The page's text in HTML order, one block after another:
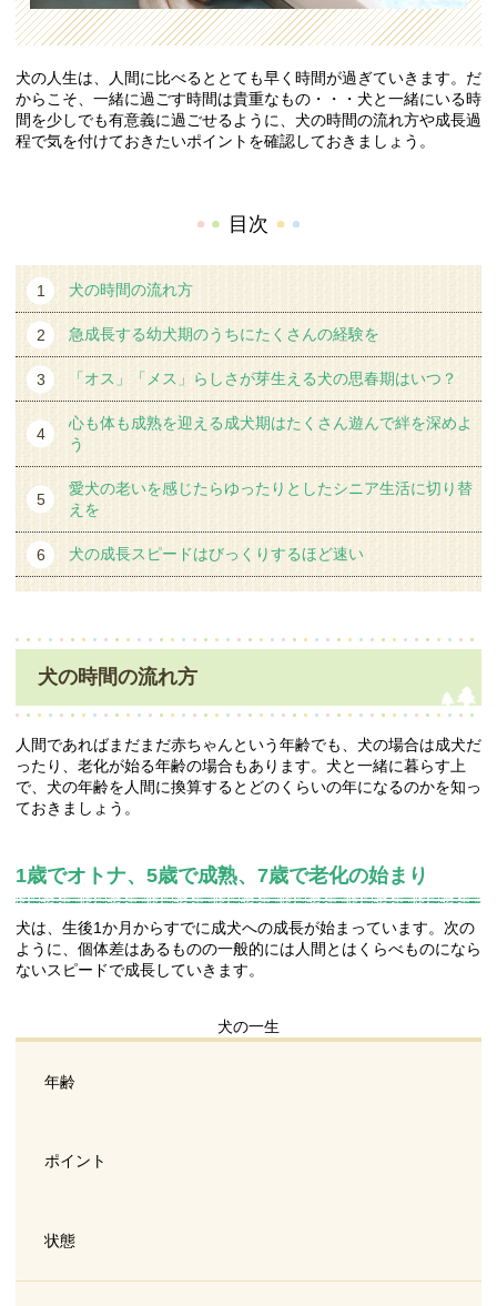
犬の人生は、人間に比べるととても早く時間が過ぎていきます。だ
からこそ、一緒に過ごす時間は貴重なもの・・・犬と一緒にいる時
間を少しでも有意義に過ごせるように、犬の時間の流れ方や成長過
程で気を付けておきたいポイントを確認しておきましょう。
目次
犬の時間の流れ方
急成長する幼犬期のうちにたくさんの経験を
「オス」「メス」らしさが芽生える犬の思春期はいつ？
心も体も成熟を迎える成犬期はたくさん遊んで絆を深めよ
う
愛犬の老いを感じたらゆったりとしたシニア生活に切り替
えを
犬の成長スピードはびっくりするほど速い
犬の時間の流れ方
人間であればまだまだ赤ちゃんという年齢でも、犬の場合は成犬だ
ったり、老化が始る年齢の場合もあります。犬と一緒に暮らす上
で、犬の年齢を人間に換算するとどのくらいの年になるのかを知っ
ておきましょう。
1歳でオトナ、5歳で成熟、7歳で老化の始まり
犬は、生後1か月からすでに成犬への成長が始まっています。次の
ように、個体差はあるものの一般的には人間とはくらべものになら
ないスピードで成長していきます。
犬の一生
年齢
ポイント
状態